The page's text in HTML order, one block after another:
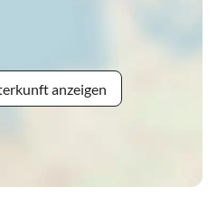
anzeigen